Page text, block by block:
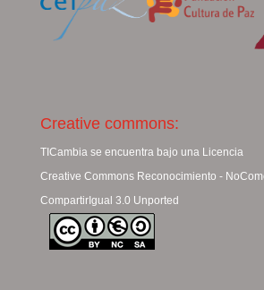
Creative commons:
TICambia se encuentra bajo una Licencia
Creative Commons Reconocimiento -
CompartirIgual 3.0 Unported